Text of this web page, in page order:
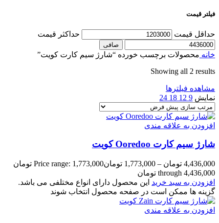
فیلتر قیمت
حداقل قیمت حداكثر قيمت
صافی
خانه محصولات برچسب خورده “شارژ سیم کارت کویت”
Showing all 2 results
مشاهده فیلترها
نمایش 9
12
18
24
افزودن به علاقه مندی
شارژ سیم کارت Ooredoo کویت
4,436,000 تومان –
1,773,000 تومان
Price range: 1,773,000 تومان
through 4,436,000 تومان
افزودن به سبد خرید این محصول دارای انواع مختلفی می باشد.
گزینه ها ممکن است در صفحه محصول انتخاب شوند
افزودن به علاقه مندی